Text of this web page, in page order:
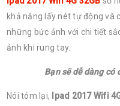
khả năng lấy nét tự động và
những bức ảnh với chi tiết
ảnh khi rung tay.
Bạn sẽ dễ dàng
Nói tóm lại, Ipad 2017 Wifi